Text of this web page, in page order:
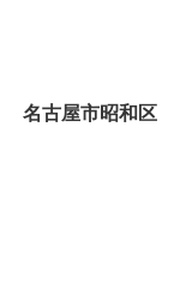
名古屋市昭和区